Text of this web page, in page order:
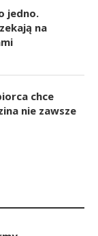
jedno.
na
chce
nie zawsze